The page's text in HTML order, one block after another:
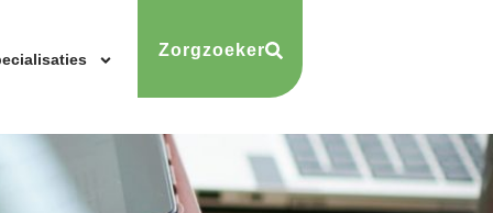
Zorgzoeker